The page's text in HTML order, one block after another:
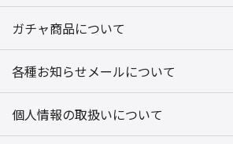
ガチャ商品について
各種お知らせメールについて
個人情報の取扱いについて